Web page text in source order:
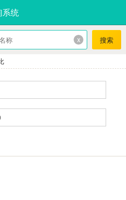
系统
x 搜索